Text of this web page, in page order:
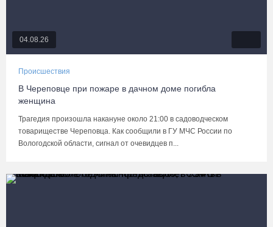
04.08.26
Происшествия
В Череповце при пожаре в дачном доме погибла
женщина
Трагедия произошла накануне около 21:00 в садоводческом
товариществе Череповца. Как сообщили в ГУ МЧС России по
Вологодской области, сигнал от очевидцев п...